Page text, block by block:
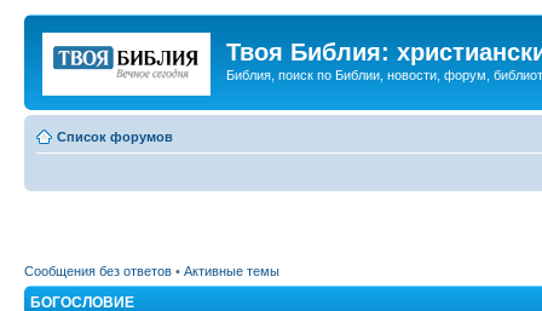
Твоя Библия:
Библия, поиск по Библии, новости, форум,
Список форумов
Сообщения без ответов • Активные темы
БОГОСЛОВИЕ